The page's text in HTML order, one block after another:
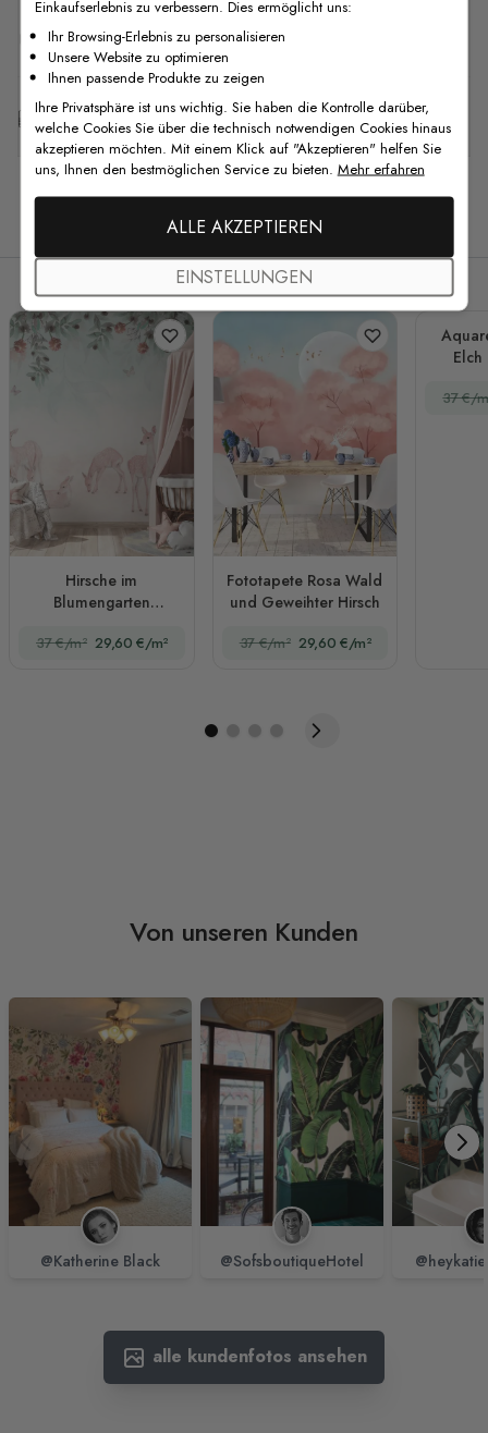
F.A.Q
Kostenlose Anpassung
Verwandte Produkte
Hirsche im
Blumengarten
37 €/m² 29,60 €/m²
Fototapete Rosa Wald
und Geweihter Hirsch
37 €/m² 29,60 €/m²
37 €/
Von unseren Kunden
@Katherine Black @SofsboutiqueHotel
alle kundenfotos ansehen
Einkaufserlebnis zu verbessern. Dies ermöglicht uns:
Ihr Browsing-Erlebnis zu personalisieren
Unsere Website zu optimieren
Ihnen passende Produkte zu zeigen
Ihre Privatsphäre ist uns wichtig. Sie haben die Kontrolle darüber,
welche Cookies Sie über die technisch notwendigen Cookies hinaus
akzeptieren möchten. Mit einem Klick auf "Akzeptieren" helfen Sie
uns, Ihnen den bestmöglichen Service zu bieten. Mehr erfahren
ALLE AKZEPTIEREN
EINSTELLUNGEN